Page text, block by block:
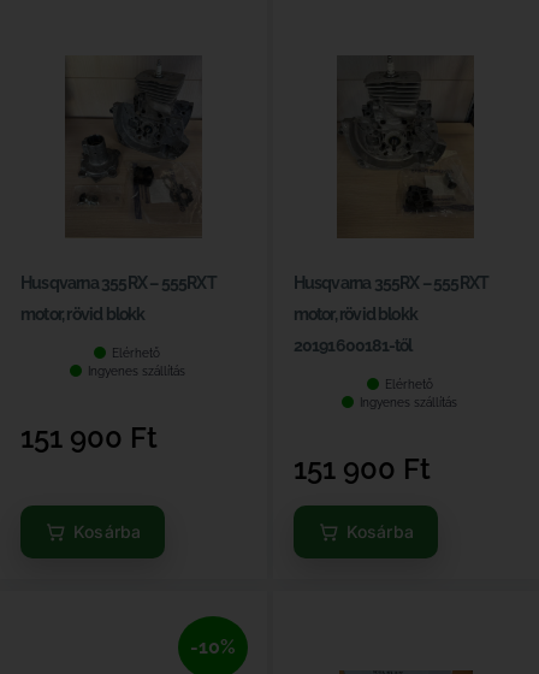
Husqvarna 355RX – 555RXT
motor, rövid blokk
Elérhető
Ingyenes szállítás
151 900 Ft
Kosárba
Husqvarna 355RX – 555RXT
motor, rövid blokk
20191600181-től
Elérhető
Ingyenes szállítás
151 900 Ft
Kosárba
-10%